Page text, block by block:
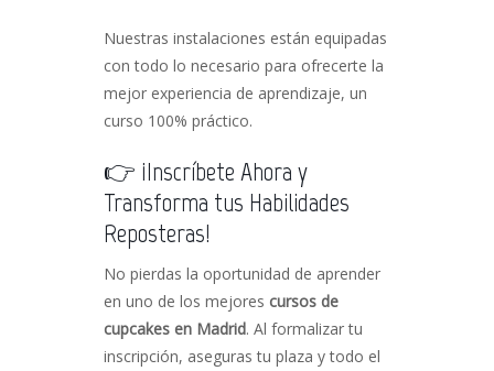
Nuestras instalaciones están equipadas
con todo lo necesario para ofrecerte la
mejor experiencia de aprendizaje, un
curso 100% práctico.
👉 ¡Inscríbete Ahora y
Transforma tus Habilidades
Reposteras!
No pierdas la oportunidad de aprender
en uno de los mejores cursos de
cupcakes en Madrid. Al formalizar tu
inscripción, aseguras tu plaza y todo el